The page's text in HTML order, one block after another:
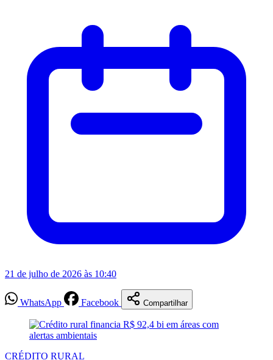
21 de julho de 2026 às 10:40
WhatsApp Facebook Compartilhar
CRÉDITO RURAL